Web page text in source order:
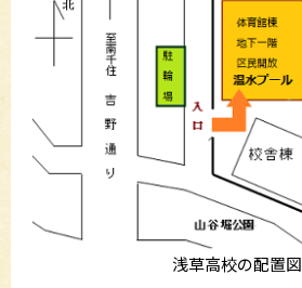
浅草高校の配置図